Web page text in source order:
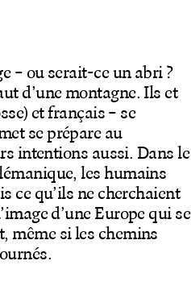
– ou serait-ce un abri ?
d’une montagne. Ils et
et français – se
se prépare au
intentions aussi. Dans le
les humains
ce qu’ils ne cherchaient
d’une Europe qui se
même si les chemins